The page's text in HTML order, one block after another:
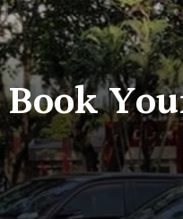
Book